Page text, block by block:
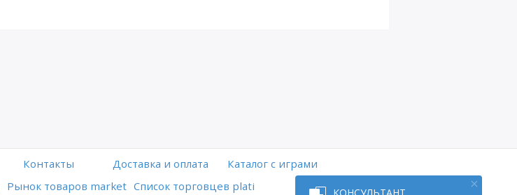
Контакты Доставка и оплата
Каталог с играми
Рынок товаров market Список торговцев plati